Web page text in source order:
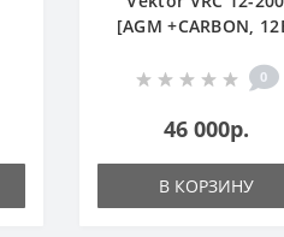
[AGM +CARBON,
0
46 000р.
В КОРЗИНУ